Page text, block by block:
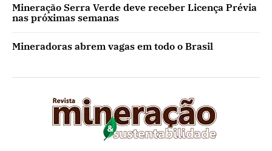
Mineração Serra Verde deve receber Licença Prévia
nas próximas semanas
Mineradoras abrem vagas em todo o Brasil